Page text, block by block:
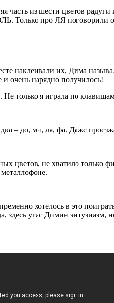
часть из шести цветов
про ЛЯ поговорили
наклеивали их, Дима
очень нарядно получилось!
только я играла по
– до, ми, ля, фа. Даже
цветов, не хватило только
хотелось в это
угас Димин энтузиазм,